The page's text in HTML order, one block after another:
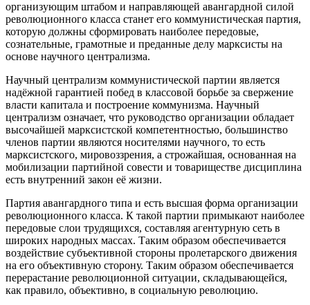
организующим штабом и направляющей авангардной силой
революционного класса станет его коммунистическая партия,
которую должны сформировать наиболее передовые,
сознательные, грамотные и преданные делу марксисты на
основе научного централизма.
Научный централизм коммунистической партии является
надёжной гарантией побед в классовой борьбе за свержение
власти капитала и построение коммунизма. Научный
централизм означает, что руководство организации обладает
высочайшей марксистской компетентностью, большинство
членов партии являются носителями научного, то есть
марксистского, мировоззрения, а строжайшая, основанная на
мобилизации партийной совести и товариществе дисциплина
есть внутренний закон её жизни.
Партия авангардного типа и есть высшая форма организации
революционного класса. К такой партии примыкают наиболее
передовые слои трудящихся, составляя агентурную сеть в
широких народных массах. Таким образом обеспечивается
воздействие субъективной стороны пролетарского движения
на его объективную сторону. Таким образом обеспечивается
перерастание революционной ситуации, складывающейся,
как правило, объективно, в социальную революцию.